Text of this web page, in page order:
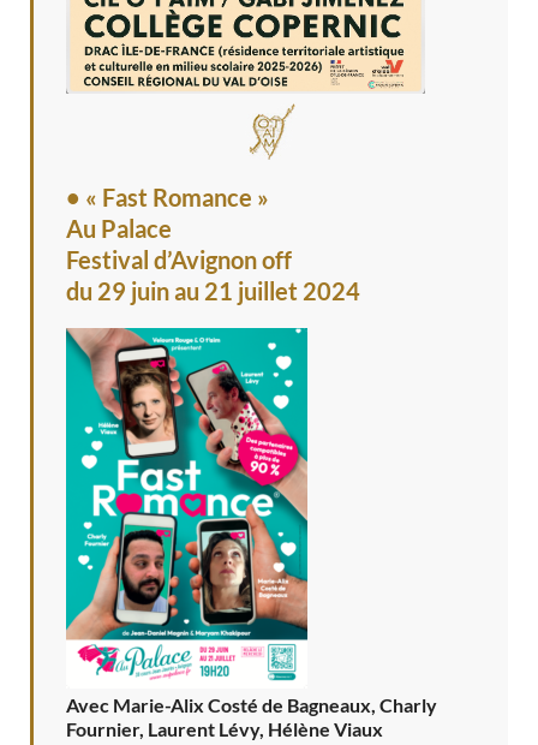
• « Fast Romance »
Au Palace
Festival d’Avignon off
du 29 juin au 21 juillet 2024
Avec Marie-Alix Costé de Bagneaux, Charly
Fournier, Laurent Lévy, Hélène Viaux